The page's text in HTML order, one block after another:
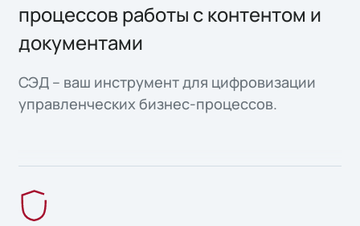
процессов работы с контентом и
документами
СЭД – ваш инструмент для цифровизации
управленческих бизнес-процессов.